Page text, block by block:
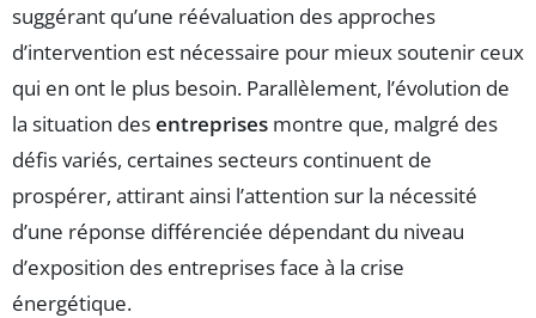
suggérant qu’une réévaluation des approches
d’intervention est nécessaire pour mieux soutenir ceux
qui en ont le plus besoin. Parallèlement, l’évolution de
la situation desentreprises montre que, malgré des
défis variés, certaines secteurs continuent de
prospérer, attirant ainsi l’attention sur la nécessité
d’une réponse différenciée dépendant du niveau
d’exposition des entreprises face à la crise
énergétique.